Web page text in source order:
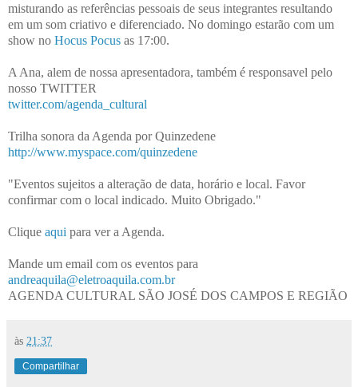
misturando as referências pessoais de seus integrantes resultando
em um som criativo e diferenciado. No domingo estarão com um
show no Hocus Pocus as 17:00.
A Ana, alem de nossa apresentadora, também é responsavel pelo
nosso TWITTER
twitter.com/agenda_cultural
Trilha sonora da Agenda por Quinzedene
http://www.myspace.com/quinzedene
"Eventos sujeitos a alteração de data, horário e local. Favor
confirmar com o local indicado. Muito Obrigado."
Clique aqui para ver a Agenda.
Mande um email com os eventos para
andreaquila@eletroaquila.com.br
AGENDA CULTURAL SÃO JOSÉ DOS CAMPOS E REGIÃO
às 21:37
Compartilhar